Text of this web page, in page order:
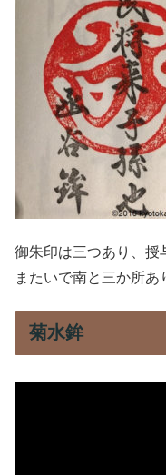
御朱印は三つあり、授
またいで南と三か所あ
菊水鉾